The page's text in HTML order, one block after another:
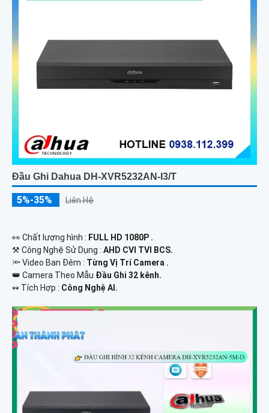
Đầu Ghi Dahua DH-XVR5232AN-I3/T
5%-35% Liên Hệ
️👀 Chất lượng hình : FULL HD 1080P .
⚒ Công Nghệ Sử Dụng : AHD CVI TVI BCS.
🔦 Video Ban Đêm : Từng Vị Trí Camera .
👑 Camera Theo Mẫu Đầu Ghi 32 kênh.
️↭ Tích Hợp : Công Nghệ AI.